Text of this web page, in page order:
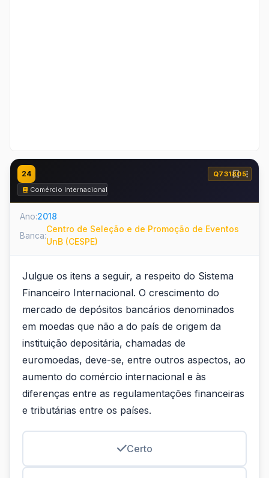
24
Q731805
Comércio Internacional
Ano:2018
Banca:
Centro de Seleção e de Promoção de Eventos
UnB (CESPE)
Julgue os itens a seguir, a respeito do Sistema
Financeiro Internacional. O crescimento do
mercado de depósitos bancários denominados
em moedas que não a do país de origem da
instituição depositária, chamadas de
euromoedas, deve-se, entre outros aspectos, ao
aumento do comércio internacional e às
diferenças entre as regulamentações financeiras
e tributárias entre os países.
Certo